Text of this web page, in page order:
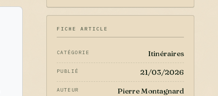
FICHE ARTICLE
CATÉGORIE Itinéraires
PUBLIÉ 21/03/2026
AUTEUR Pierre Montagnard